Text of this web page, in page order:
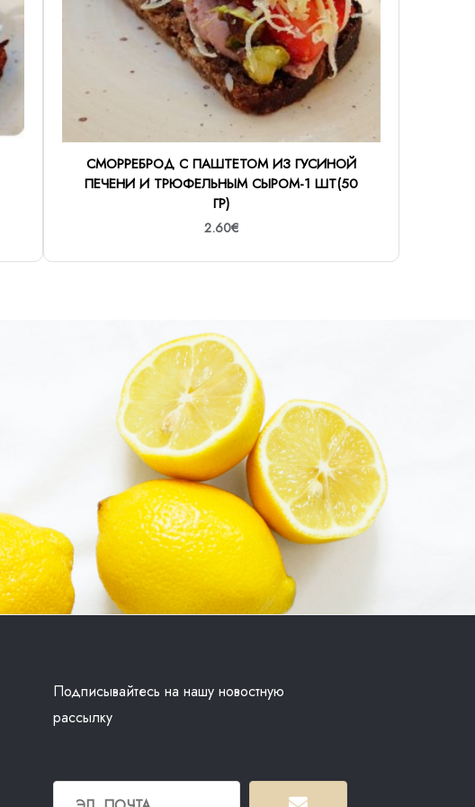
СМОРРЕБРОД С ПАШТЕТОМ ИЗ ГУСИНОЙ
ПЕЧЕНИ И ТРЮФЕЛЬНЫМ СЫРОМ-1 ШТ(50
ГР)
2.60€
Подписывайтесь на нашу новостную
рассылку